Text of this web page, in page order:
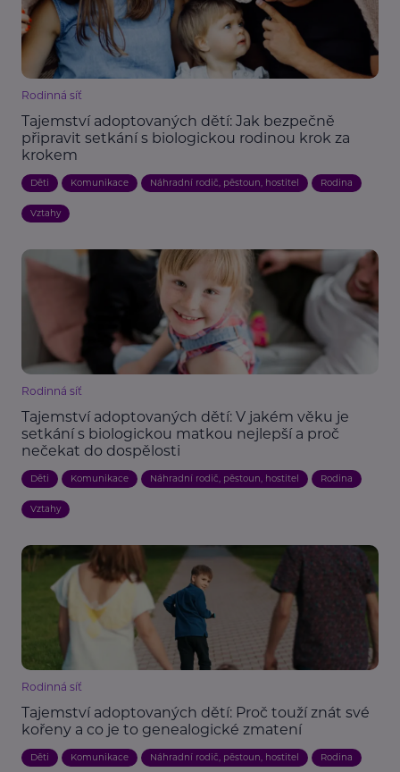
Rodinná síť
Tajemství adoptovaných dětí: Jak bezpečně
připravit setkání s biologickou rodinou krok za
krokem
Děti Komunikace Náhradní rodič, pěstoun, hostitel Rodina
Vztahy
Rodinná síť
Tajemství adoptovaných dětí: V jakém věku je
setkání s biologickou matkou nejlepší a proč
nečekat do dospělosti
Děti Komunikace Náhradní rodič, pěstoun, hostitel Rodina
Vztahy
Rodinná síť
Tajemství adoptovaných dětí: Proč touží znát své
kořeny a co je to genealogické zmatení
Děti Komunikace Náhradní rodič, pěstoun, hostitel Rodina